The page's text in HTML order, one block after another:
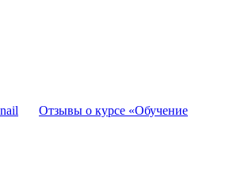
Отзывы о курсе «Обучение